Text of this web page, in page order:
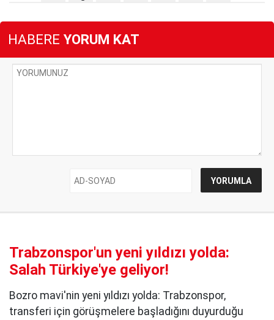
HABERE YORUM KAT
Trabzonspor'un yeni yıldızı yolda:
Salah Türkiye'ye geliyor!
Bozro mavi'nin yeni yıldızı yolda: Trabzonspor,
transferi için görüşmelere başladığını duyurduğu